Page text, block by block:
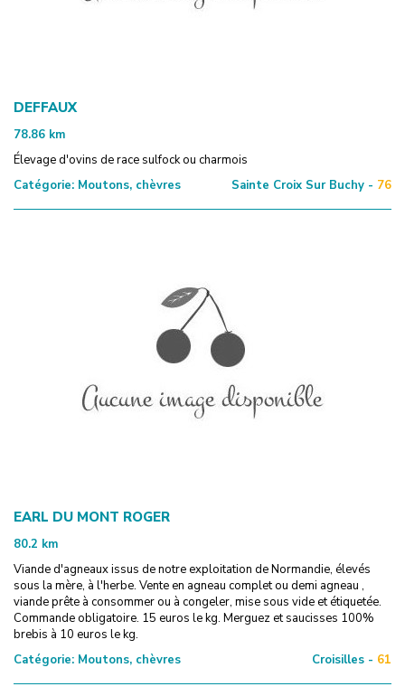
DEFFAUX
78.86 km
Élevage d'ovins de race sulfock ou charmois
Catégorie: Moutons, chèvres Sainte Croix Sur Buchy - 76
EARL DU MONT ROGER
80.2 km
Viande d'agneaux issus de notre exploitation de Normandie, élevés
sous la mère, à l'herbe. Vente en agneau complet ou demi agneau ,
viande prête à consommer ou à congeler, mise sous vide et étiquetée.
Commande obligatoire. 15 euros le kg. Merguez et saucisses 100%
brebis à 10 euros le kg.
Catégorie: Moutons, chèvres Croisilles - 61